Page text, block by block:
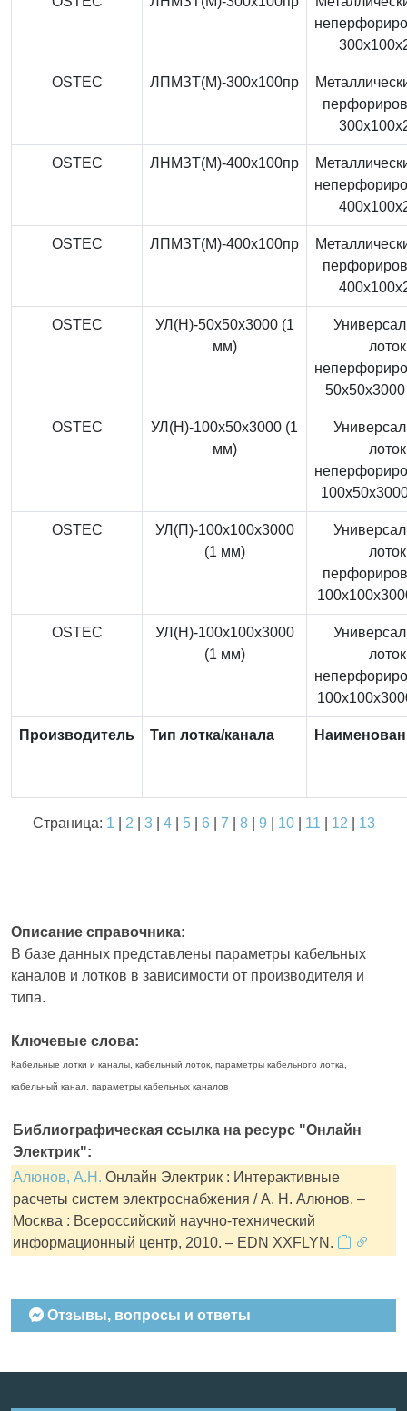
OSTEC ЛПМЗТ(М)-300x100пр
OSTEC ЛНМЗТ(М)-400x100пр
OSTEC ЛПМЗТ(М)-400x100пр
OSTEC
УЛ(Н)-50x50x3000 (1
мм)
лоток
OSTEC
УЛ(Н)-100x50x3000 (1
мм)
лоток
OSTEC
УЛ(П)-100x100x3000
(1 мм)
лоток
OSTEC
УЛ(Н)-100x100x3000
(1 мм)
лоток
Производитель Тип лотка/канала
Страница: 1 2 3| 4| 5| 6 7 8| 9 10| 11 12 13
Описание справочника:
В базе данных представлены параметры кабельных
каналов и лотков в зависимости от производителя и
типа.
Ключевые слова:
Кабельные лотки и каналы, кабельный лоток, параметры кабельного лотка,
кабельный канал, параметры кабельных каналов
Библиографическая ссылка на ресурс "Онлайн
Электрик":
Алюнов, А.Н. Онлайн Электрик : Интерактивные
расчеты систем электроснабжения / А. Н. Алюнов. –
Москва : Всероссийский научно-технический
информационный центр, 2010. – EDN XXFLYN.
Отзывы, вопросы и ответы